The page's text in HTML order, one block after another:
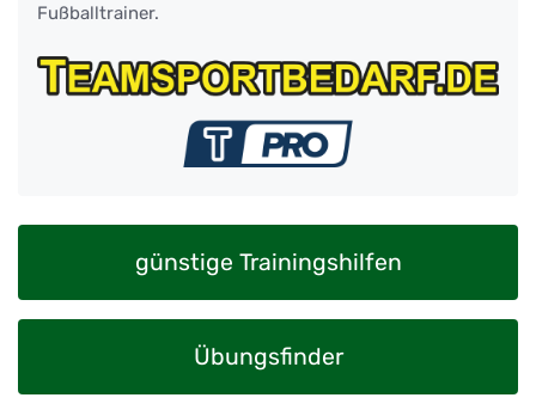
Fußballtrainer.
günstige Trainingshilfen
Übungsfinder